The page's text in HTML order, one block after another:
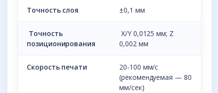
Точность слоя ±0,1 мм
Точность
позиционирования
X/Y 0,0125 мм; Z
0,002 мм
Скорость печати
20-100 мм/с
(рекомендуемая — 80
мм/сек)